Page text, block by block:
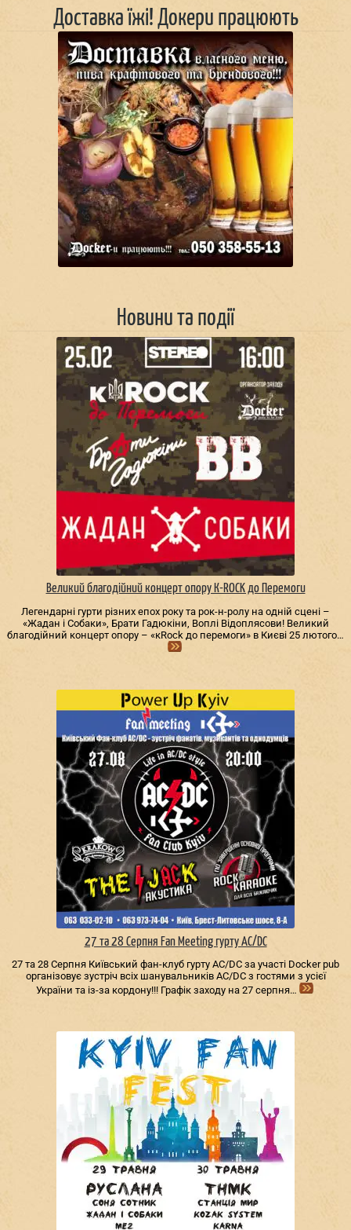
Доставка їжі! Докери працюють
Новини та події
Великий благодійний концерт опору К-ROCK до Перемоги
Легендарні гурти різних епох року та рок-н-ролу на одній сцені –
«Жадан і Собаки», Брати Гадюкіни, Воплі Відоплясови! Великий
благодійний концерт опору – «кRock до перемоги» в Києві 25 лютого…
27 та 28 Серпня Fan Meeting гурту AC/DС
27 та 28 Серпня Київський фан-клуб гурту AC/DС за участі Docker pub
організовує зустріч всіх шанувальників AC/DС з гостями з усієї
України та із-за кордону!!! Графік заходу на 27 серпня…